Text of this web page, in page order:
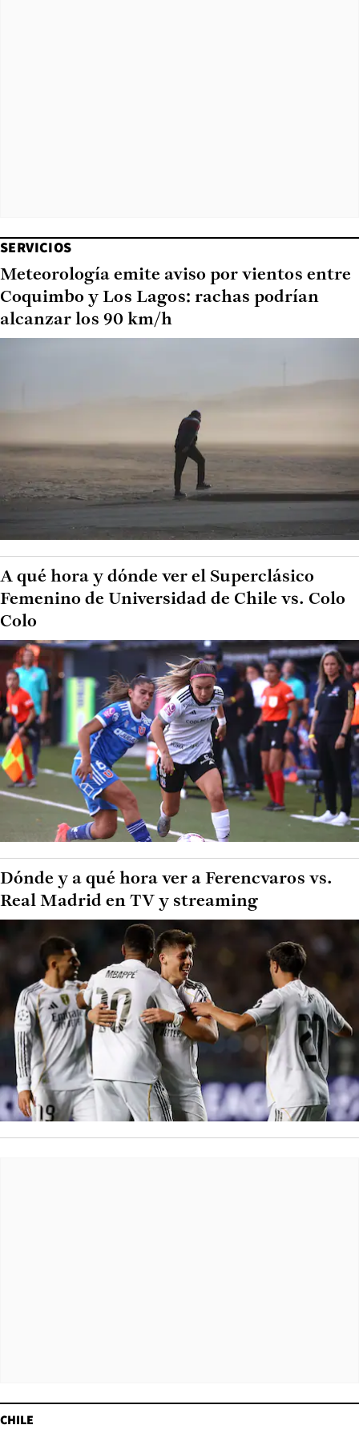
SERVICIOS
Meteorología emite aviso por vientos entre
Coquimbo y Los Lagos: rachas podrían
alcanzar los 90 km/h
A qué hora y dónde ver el Superclásico
Femenino de Universidad de Chile vs. Colo
Colo
Dónde y a qué hora ver a Ferencvaros vs.
Real Madrid en TV y streaming
CHILE